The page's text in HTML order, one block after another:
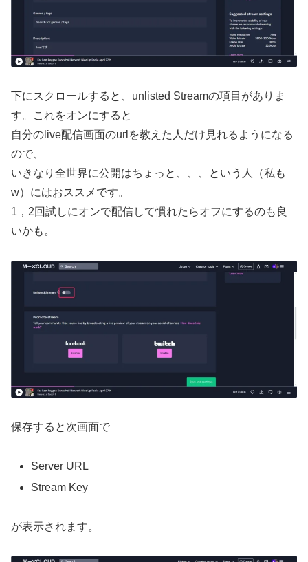
下にスクロールすると、unlisted Streamの項目がありま
す。これをオンにすると
自分のlive配信画面のurlを教えた人だけ見れるようになる
ので、
いきなり全世界に公開はちょっと、、、という人（私も
w）にはおススメです。
1，2回試しにオンで配信して慣れたらオフにするのも良
いかも。
保存すると次画面で
Server URL
Stream Key
が表示されます。